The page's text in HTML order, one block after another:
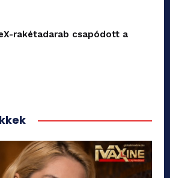
rakétadarab csapódott a